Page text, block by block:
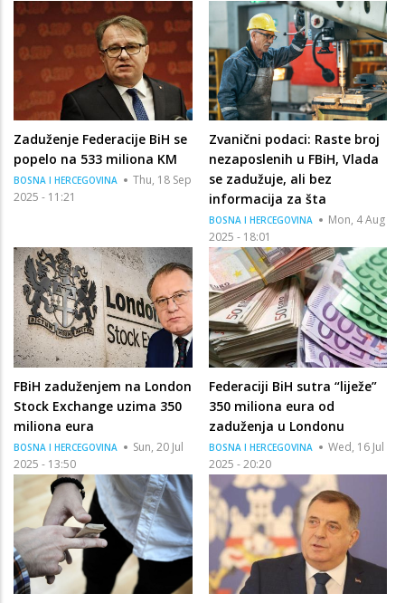
Zaduženje Federacije BiH se
popelo na 533 miliona KM
BOSNA I HERCEGOVINA
Thu, 18 Sep
2025 - 11:21
Zvanični podaci: Raste broj
nezaposlenih u FBiH, Vlada
se zadužuje, ali bez
informacija za šta
BOSNA I HERCEGOVINA
Mon, 4 Aug
2025 - 18:01
FBiH zaduženjem na London
Stock Exchange uzima 350
miliona eura
BOSNA I HERCEGOVINA
Sun, 20 Jul
2025 - 13:50
Federaciji BiH sutra “liježe”
350 miliona eura od
zaduženja u Londonu
BOSNA I HERCEGOVINA
Wed, 16 Jul
2025 - 20:20